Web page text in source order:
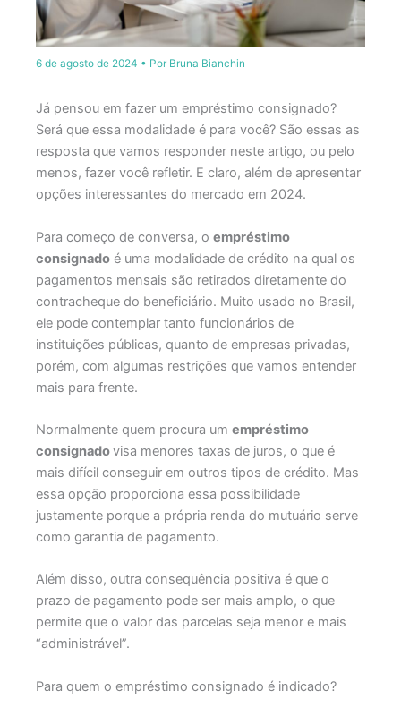
6 de agosto de 2024 • Por Bruna Bianchin
Já pensou em fazer um empréstimo consignado?
Será que essa modalidade é para você? São essas as
resposta que vamos responder neste artigo, ou pelo
menos, fazer você refletir. E claro, além de apresentar
opções interessantes do mercado em 2024.
Para começo de conversa, o empréstimo
consignadoé uma modalidade de crédito na qual os
pagamentos mensais são retirados diretamente do
contracheque do beneficiário. Muito usado no Brasil,
ele pode contemplar tanto funcionários de
instituições públicas, quanto de empresas privadas,
porém, com algumas restrições que vamos entender
mais para frente.
Normalmente quem procura um empréstimo
consignadovisa menores taxas de juros, o que é
mais difícil conseguir em outros tipos de crédito. Mas
essa opção proporciona essa possibilidade
justamente porque a própria renda do mutuário serve
como garantia de pagamento.
Além disso, outra consequência positiva é que o
prazo de pagamento pode ser mais amplo, o que
permite que o valor das parcelas seja menor e mais
“administrável”.
Para quem o empréstimo consignado é indicado?